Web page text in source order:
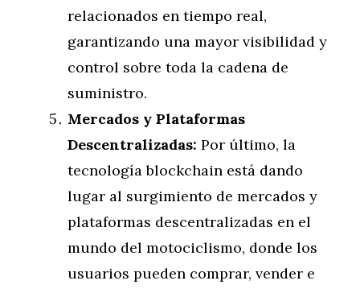
relacionados en tiempo real,
garantizando una mayor visibilidad y
control sobre toda la cadena de
suministro.
Mercados y Plataformas
Descentralizadas: Por último, la
tecnología blockchain está dando
lugar al surgimiento de mercados y
plataformas descentralizadas en el
mundo del motociclismo, donde los
usuarios pueden comprar, vender e